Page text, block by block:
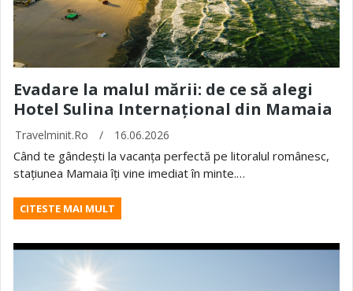
Evadare la malul mării: de ce să alegi
Hotel Sulina Internațional din Mamaia
Travelminit.ro / 16.06.2026
Când te gândești la vacanța perfectă pe litoralul românesc,
stațiunea Mamaia îți vine imediat în minte.…
CITESTE MAI MULT